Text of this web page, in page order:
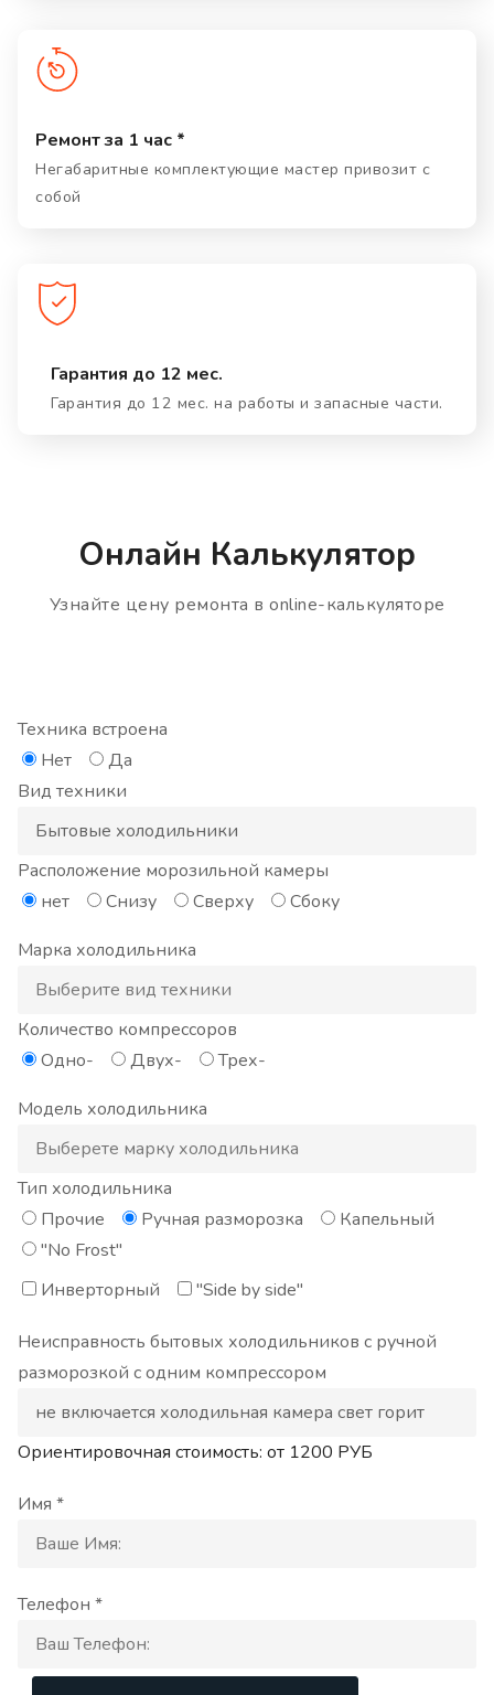
Ремонт за 1 час *
Негабаритные комплектующие мастер привозит с
собой
Гарантия до 12 мес.
Гарантия до 12 мес. на работы и запасные части.
Онлайн Калькулятор
Узнайте цену ремонта в online-калькуляторе
Техника встроена
Нет
Да
Вид техники
Расположение морозильной камеры
нет
Снизу Сверху
Сбоку
Марка холодильника
Количество компрессоров
Одно-
Двух-
Трех-
Модель холодильника
Тип холодильника
Прочие
Ручная разморозка
Капельный
"No Frost"
Инверторный
"Side by side"
Неисправность бытовых холодильников с ручной
разморозкой с одним компрессором
Ориентировочная стоимость: от 1200 РУБ
Имя *
Телефон *